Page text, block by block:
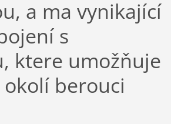
a ma vynikající
s
ktere umožňuje
berouci